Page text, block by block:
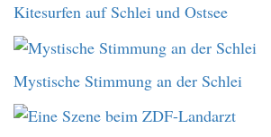
Kitesurfen auf Schlei und Ostsee
Mystische Stimmung an der Schlei